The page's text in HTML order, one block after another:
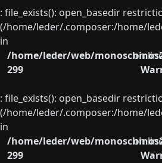
: file_exists(): open_basedir
(/home/leder/.composer:/home/
in
/home/leder/web/
on
299
: file_exists(): open_basedir
(/home/leder/.composer:/home/
in
/home/leder/web/
on
299